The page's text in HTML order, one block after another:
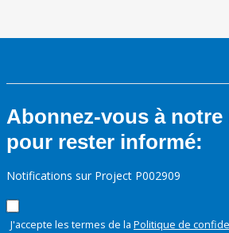
Abonnez-vous à
pour rester informé:
Notifications sur Project P002909
J'accepte les termes de la Politique de